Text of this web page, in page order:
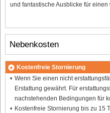
und fantastische Ausblicke für
Nebenkosten
Kostenfreie Stornierung
Wenn Sie einen nicht
Erstattung gewährt. Für
nachstehenden Bedingungen für
Kostenfreie Stornierung bis zu 15